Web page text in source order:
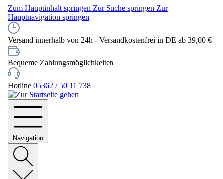
Zum Hauptinhalt springen Zur Suche springen Zur
Hauptnavigation springen
Versand innerhalb von 24h - Versandkostenfrei in DE ab 39,00 €
Bequeme Zahlungsmöglichkeiten
Hotline 05362 / 50 11 738
Navigation